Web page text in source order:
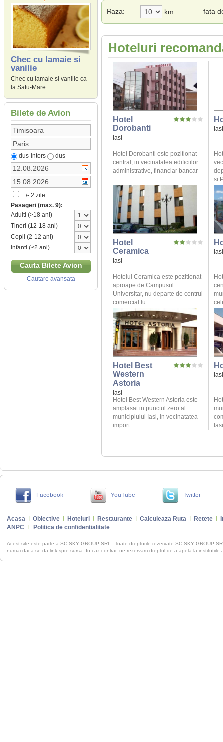
Chec cu lamaie si
vanilie
Chec cu lamaie si vanilie ca
la Satu-Mare. ...
Bilete de Avion
dus-intors dus
+/- 2 zile
Pasageri (max. 9):
Adulti (>18 ani)
Tineri (12-18 ani)
Copii (2-12 ani)
Infanti (<2 ani)
Cauta Bilete Avion
Cautare avansata
Raza: km fata
Hoteluri
Hotel
Dorobanti
Iasi
Hotel Dorobanti este pozitionat
central, in vecinatatea edificiilor
administrative, financiar bancar
...
Iasi
si
Hotel
Ceramica
Iasi
Hotelul Ceramica este pozitionat
aproape de Campusul
Universitar, nu departe de centrul
comercial Iu ...
Iasi
Hotel Best
Western
Astoria
Iasi
Hotel Best Western Astoria este
amplasat in punctul zero al
municipiului Iasi, in vecinatatea
import ...
Iasi
Facebook YouTube Twitter
Acasa Obiective Hoteluri Restaurante Calculeaza Ruta Retete
ANPC
Politica de confidentialitate
Acest site este parte a SC SKY GROUP SRL . Toate drepturile rezervate SC SKY GROUP
numai daca se da link spre sursa. In caz contrar, ne rezervam dreptul de a apela la institutiile